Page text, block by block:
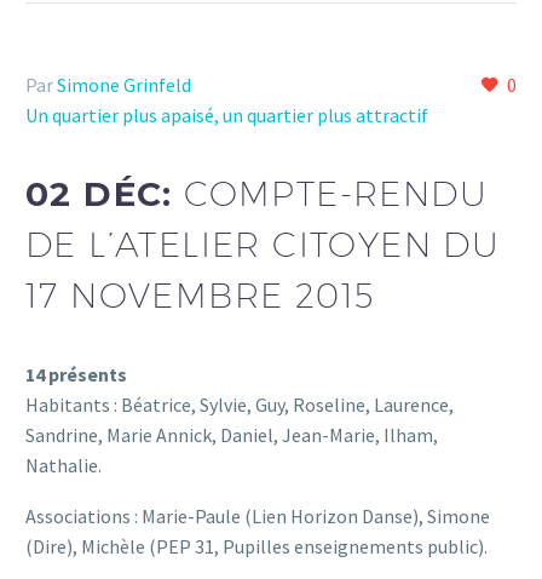
0
ParSimone Grinfeld
Un quartier plus apaisé, un quartier plus attractif
02 DÉC: COMPTE-RENDU
DE L’ATELIER CITOYEN DU
17 NOVEMBRE 2015
14 présents
Habitants : Béatrice, Sylvie, Guy, Roseline, Laurence,
Sandrine, Marie Annick, Daniel, Jean-Marie, Ilham,
Nathalie.
Associations : Marie-Paule (Lien Horizon Danse), Simone
(Dire), Michèle (PEP 31, Pupilles enseignements public).